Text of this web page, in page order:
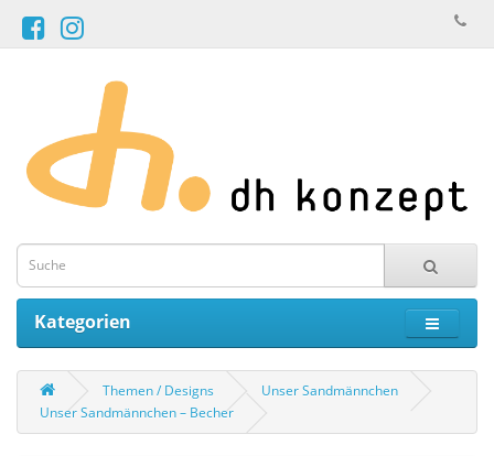
Kategorien
Themen / Designs
Unser Sandmännchen
Unser Sandmännchen – Becher